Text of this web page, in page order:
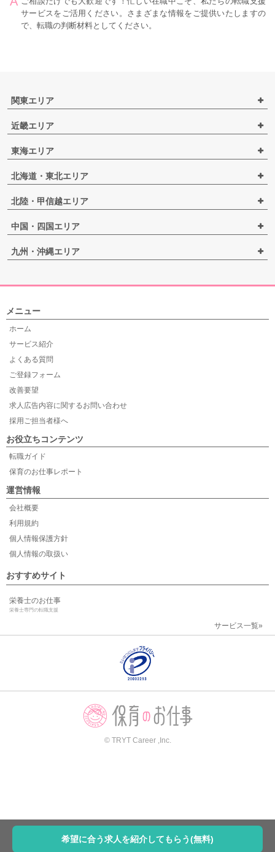
希望に合う求人を紹介してもらう(無料)
サービスをご活用ください。さまざまな情報をご提供いたしますの
で、転職の判断材料としてください。
関東エリア
近畿エリア
東海エリア
北海道・東北エリア
北陸・甲信越エリア
中国・四国エリア
九州・沖縄エリア
メニュー
ホーム
サービス紹介
よくある質問
ご登録フォーム
改善要望
求人広告内容に関するお問い合わせ
採用ご担当者様へ
お役立ちコンテンツ
転職ガイド
保育のお仕事レポート
運営情報
会社概要
利用規約
個人情報保護方針
個人情報の取扱い
おすすめサイト
栄養士のお仕事
栄養士専門の転職支援
サービス一覧»
© TRYT Career ,Inc.